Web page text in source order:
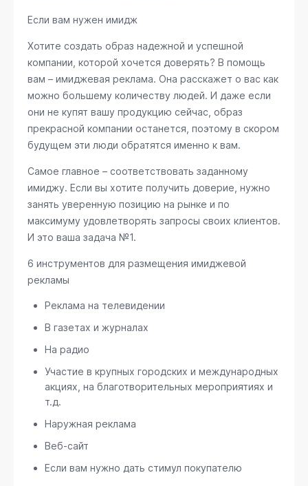
Если вам нужен имидж
Хотите создать образ надежной и успешной
компании, которой хочется доверять? В помощь
вам – имиджевая реклама. Она расскажет о вас как
можно большему количеству людей. И даже если
они не купят вашу продукцию сейчас, образ
прекрасной компании останется, поэтому в скором
будущем эти люди обратятся именно к вам.
Самое главное – соответствовать заданному
имиджу. Если вы хотите получить доверие, нужно
занять уверенную позицию на рынке и по
максимуму удовлетворять запросы своих клиентов.
И это ваша задача №1.
6 инструментов для размещения имиджевой
рекламы
Реклама на телевидении
В газетах и журналах
На радио
Участие в крупных городских и международных
акциях, на благотворительных мероприятиях и
т.д.
Наружная реклама
Веб-сайт
Если вам нужно дать стимул покупателю